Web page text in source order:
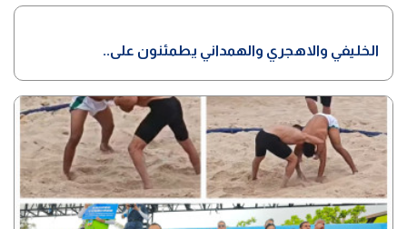
الخليفي والاهجري والهمداني يطمئنون على..